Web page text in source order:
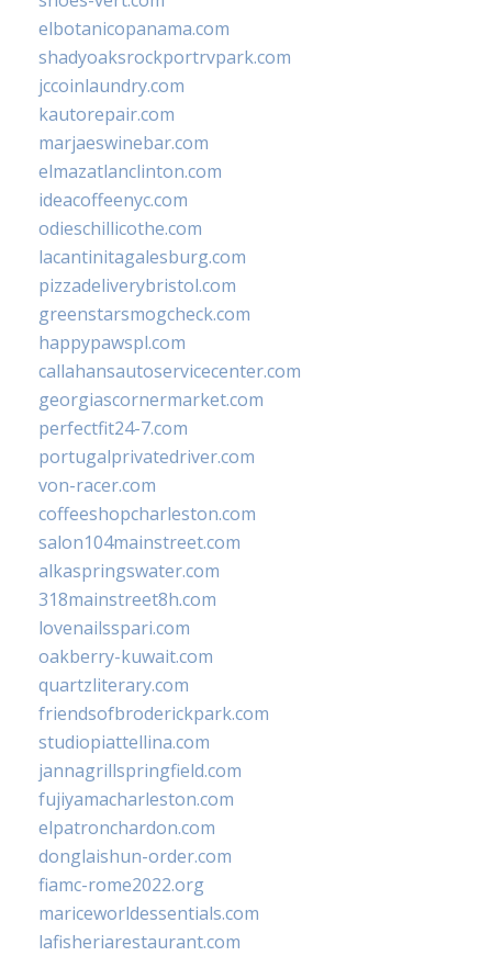
elbotanicopanama.com
shadyoaksrockportrvpark.com
jccoinlaundry.com
kautorepair.com
marjaeswinebar.com
elmazatlanclinton.com
ideacoffeenyc.com
odieschillicothe.com
lacantinitagalesburg.com
pizzadeliverybristol.com
greenstarsmogcheck.com
happypawspl.com
callahansautoservicecenter.com
georgiascornermarket.com
perfectfit24-7.com
portugalprivatedriver.com
von-racer.com
coffeeshopcharleston.com
salon104mainstreet.com
alkaspringswater.com
318mainstreet8h.com
lovenailsspari.com
oakberry-kuwait.com
quartzliterary.com
friendsofbroderickpark.com
studiopiattellina.com
jannagrillspringfield.com
fujiyamacharleston.com
elpatronchardon.com
donglaishun-order.com
fiamc-rome2022.org
mariceworldessentials.com
lafisheriarestaurant.com